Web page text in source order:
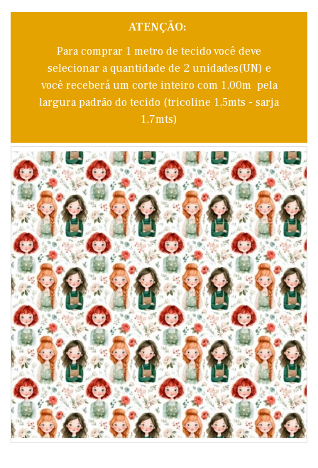
ATENÇÃO:
Para comprar 1 metro de tecido você deve
selecionar a quantidade de 2 unidades(UN) e
você receberá um corte inteiro com 1,00m pela
largura padrão do tecido (tricoline 1,5mts - sarja
1,7mts)